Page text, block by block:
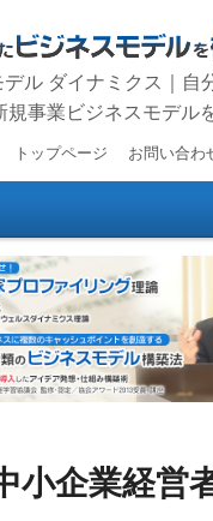
ル ダイナミクス｜自
規事業ビジネスモデル
トップページ お問い合わ
小企業経営